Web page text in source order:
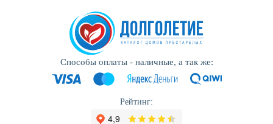
Способы оплаты - наличные, а так же:
Рейтинг: